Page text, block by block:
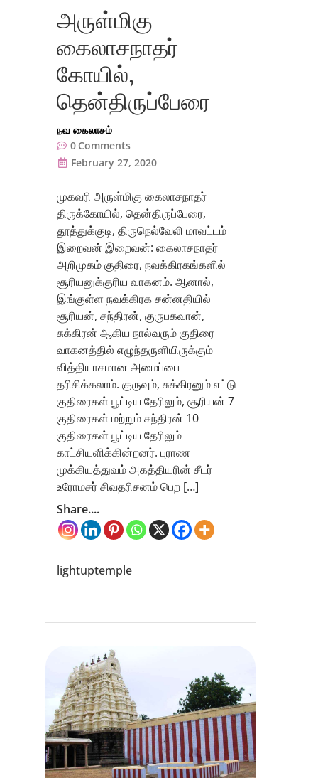
அருள்மிகு
கைலாசநாதர்
கோயில்,
தென்திருப்பேரை
நவ கைலாசம்
0 Comments
February 27, 2020
முகவரி அருள்மிகு கைலாசநாதர்
திருக்கோயில், தென்திருப்பேரை,
தூத்துக்குடி, திருநெல்வேலி மாவட்டம்
இறைவன் இறைவன்: கைலாசநாதர்
அறிமுகம் குதிரை, நவக்கிரகங்களில்
சூரியனுக்குரிய வாகனம். ஆனால்,
இங்குள்ள நவக்கிரக சன்னதியில்
சூரியன், சந்திரன், குருபகவான்,
சுக்கிரன் ஆகிய நால்வரும் குதிரை
வாகனத்தில் எழுந்தருளியிருக்கும்
வித்தியாசமான அமைப்பை
தரிசிக்கலாம். குருவும், சுக்கிரனும் எட்டு
குதிரைகள் பூட்டிய தேரிலும், சூரியன் 7
குதிரைகள் மற்றும் சந்திரன் 10
குதிரைகள் பூட்டிய தேரிலும்
காட்சியளிக்கின்றனர். புராண
முக்கியத்துவம் அகத்தியரின் சீடர்
உரோமசர் சிவதரிசனம் பெற […]
Share....
lightuptemple